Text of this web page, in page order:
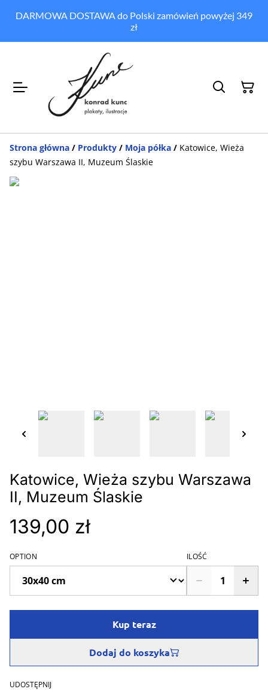
DARMOWA DOSTAWA do Polski zamówień powyżej 349
zł
Strona główna / Produkty / Moja półka / Katowice, Wieża
szybu Warszawa II, Muzeum Ślaskie
Katowice, Wieża szybu Warszawa
II, Muzeum Ślaskie
139,00 zł
OPTION ILOŚĆ
Kup teraz
Dodaj do koszyka
UDOSTĘPNIJ